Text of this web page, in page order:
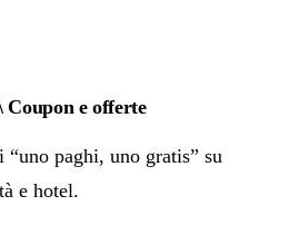
e offerte
“uno paghi, uno gratis” su
e hotel.